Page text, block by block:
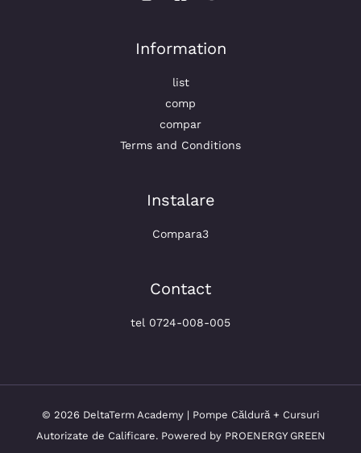
Information
list
comp
compar
Terms and Conditions
Instalare
Compara3
Contact
tel 0724-008-005
© 2026 DeltaTerm Academy | Pompe Căldură + Cursuri
Autorizate de Calificare. Powered by PROENERGY GREEN